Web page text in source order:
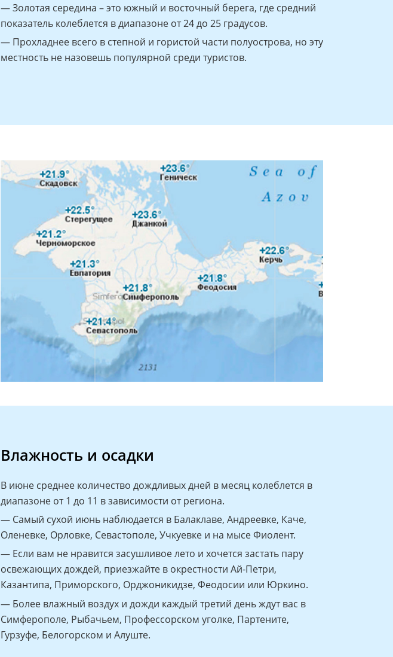
— Золотая середина – это южный и восточный берега, где средний
показатель колеблется в диапазоне от 24 до 25 градусов.
— Прохладнее всего в степной и гористой части полуострова, но эту
местность не назовешь популярной среди туристов.
Влажность и осадки
В июне среднее количество дождливых дней в месяц колеблется в
диапазоне от 1 до 11 в зависимости от региона.
— Самый сухой июнь наблюдается в Балаклаве, Андреевке, Каче,
Оленевке, Орловке, Севастополе, Учкуевке и на мысе Фиолент.
— Если вам не нравится засушливое лето и хочется застать пару
освежающих дождей, приезжайте в окрестности Ай-Петри,
Казантипа, Приморского, Орджоникидзе, Феодосии или Юркино.
— Более влажный воздух и дожди каждый третий день ждут вас в
Симферополе, Рыбачьем, Профессорском уголке, Партените,
Гурзуфе, Белогорском и Алуште.